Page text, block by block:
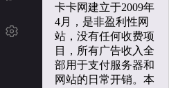
"link-text" 设置 </span>